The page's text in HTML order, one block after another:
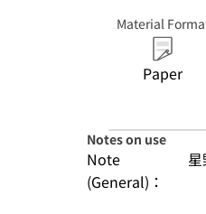
Material
Paper
Notes on use
Note
(General)：